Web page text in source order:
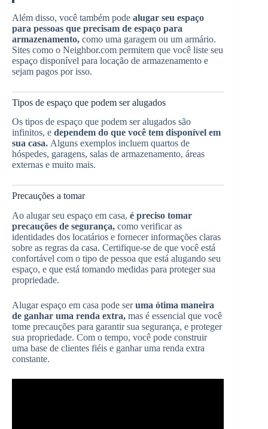
Além disso, você também pode alugar seu espaço
para pessoas que precisam de espaço para
armazenamento, como uma garagem ou um armário.
Sites como o Neighbor.com permitem que você liste seu
espaço disponível para locação de armazenamento e
sejam pagos por isso.
Tipos de espaço que podem ser alugados
Os tipos de espaço que podem ser alugados são
infinitos, e dependem do que você tem disponível em
sua casa. Alguns exemplos incluem quartos de
hóspedes, garagens, salas de armazenamento, áreas
externas e muito mais.
Precauções a tomar
Ao alugar seu espaço em casa, é preciso tomar
precauções de segurança, como verificar as
identidades dos locatários e fornecer informações claras
sobre as regras da casa. Certifique-se de que você está
confortável com o tipo de pessoa que está alugando seu
espaço, e que está tomando medidas para proteger sua
propriedade.
Alugar espaço em casa pode seruma ótima maneira
de ganhar uma renda extra, mas é essencial que você
tome precauções para garantir sua segurança, e proteger
sua propriedade. Com o tempo, você pode construir
uma base de clientes fiéis e ganhar uma renda extra
constante.